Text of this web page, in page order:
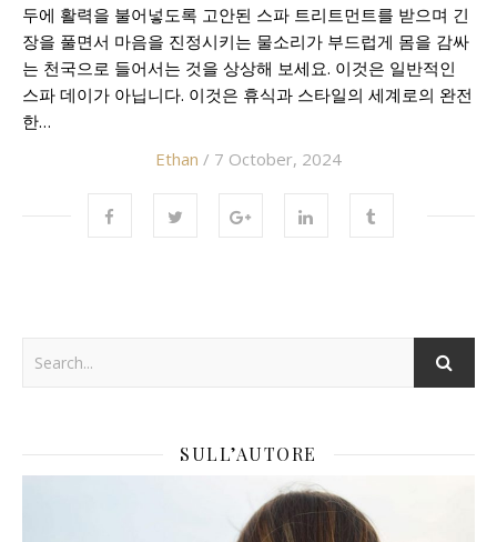
두에 활력을 불어넣도록 고안된 스파 트리트먼트를 받으며 긴
장을 풀면서 마음을 진정시키는 물소리가 부드럽게 몸을 감싸
는 천국으로 들어서는 것을 상상해 보세요. 이것은 일반적인
스파 데이가 아닙니다. 이것은 휴식과 스타일의 세계로의 완전
한…
Ethan / 7 October, 2024
SULL’AUTORE